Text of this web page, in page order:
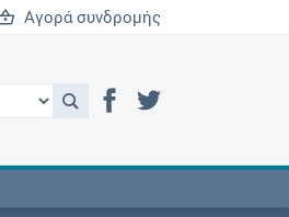
Αγορά συνδρομής